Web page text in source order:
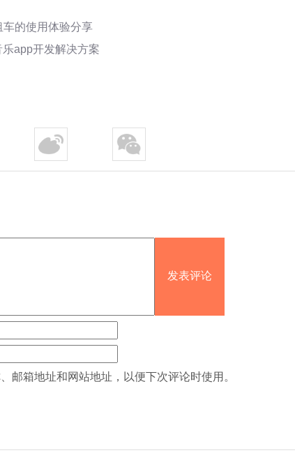
的使用体验分享
app开发解决方案
邮箱地址和网站地址，以便下次评论时使用。